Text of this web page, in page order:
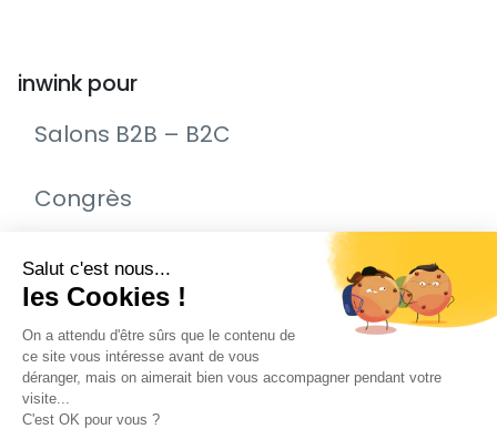
inwink pour
Salons B2B – B2C
Congrès
Remise de prix – Awards
Journée Portes Ouvertes (JPO)